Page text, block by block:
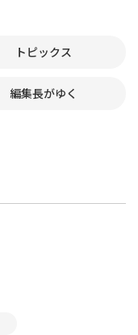
トピックス
編集長がゆく